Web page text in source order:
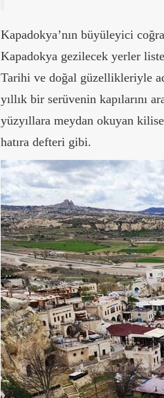
Kapadokya’nın büyüleyici
Kapadokya gezilecek yerler
Tarihi ve doğal güzellikleriyle
yıllık bir serüvenin kapılarını
yüzyıllara meydan okuyan
hatıra defteri gibi.